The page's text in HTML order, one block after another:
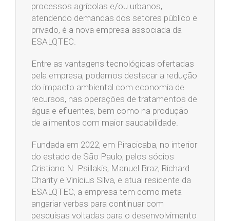
processos agrícolas e/ou urbanos,
atendendo demandas dos setores público e
privado, é a nova empresa associada da
ESALQTEC.
Entre as vantagens tecnológicas ofertadas
pela empresa, podemos destacar a redução
do impacto ambiental com economia de
recursos, nas operações de tratamentos de
água e efluentes, bem como na produção
de alimentos com maior saudabilidade.
Fundada em 2022, em Piracicaba, no interior
do estado de São Paulo, pelos sócios
Cristiano N. Psillakis, Manuel Braz, Richard
Charity e Vinícius Silva, e atual residente da
ESALQTEC, a empresa tem como meta
angariar verbas para continuar com
pesquisas voltadas para o desenvolvimento